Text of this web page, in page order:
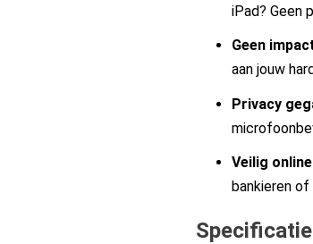
iPad? Geen
Geen
aan jouw
Privacy
Veilig
bankieren of